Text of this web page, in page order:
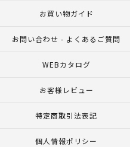
お買い物ガイド
お問い合わせ - よくあるご質問
WEBカタログ
お客様レビュー
特定商取引法表記
個人情報ポリシー